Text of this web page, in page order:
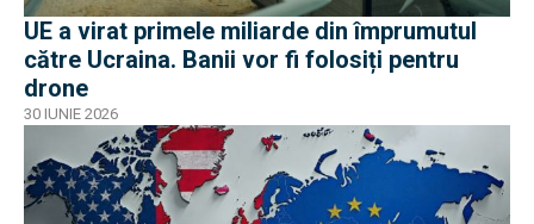
UE a virat primele miliarde din împrumutul
către Ucraina. Banii vor fi folosiți pentru
drone
30 IUNIE 2026